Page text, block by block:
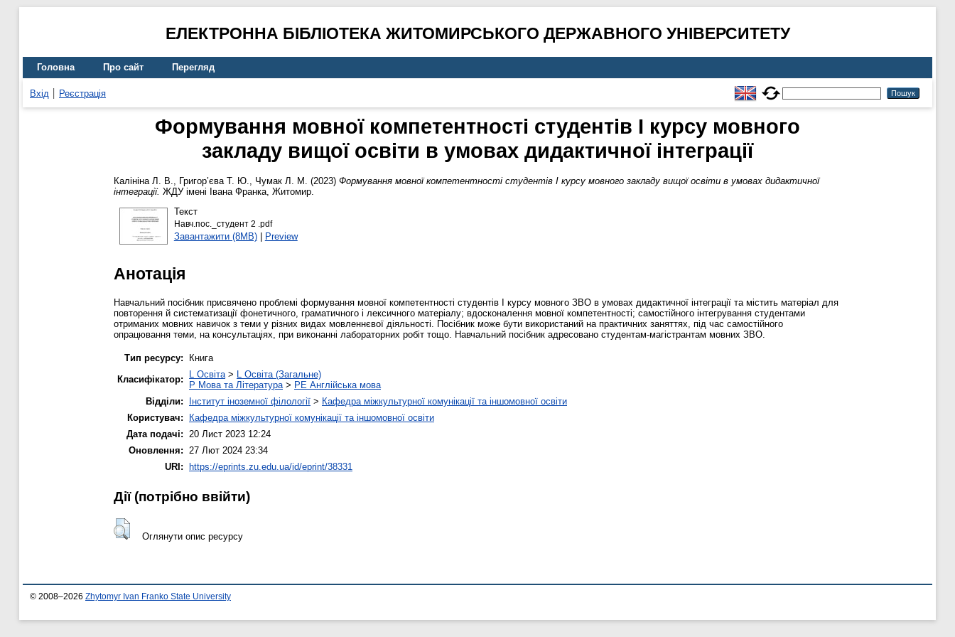
ЕЛЕКТРОННА БІБЛІОТЕКА ЖИТОМИРСЬКОГО ДЕРЖАВНОГО УНІВЕРСИТЕТУ
Головна Про сайт Перегляд
Вхід Реєстрація
Формування мовної компетентності студентів I курсу мовного
закладу вищої освіти в умовах дидактичної інтеграції
Калініна Л. В., Григор’єва Т. Ю., Чумак Л. М. (2023) Формування мовної компетентності студентів I курсу мовного закладу вищої освіти в умовах дидактичної
інтеграції. ЖДУ імені Івана Франка, Житомир.
Текст
Навч.пос._студент 2 .pdf
Завантажити (8MB)| Preview
Анотація
Навчальний посібник присвячено проблемі формування мовної компетентності студентів I курсу мовного ЗВО в умовах дидактичної інтеграції та містить матеріал для
повторення й систематизації фонетичного, граматичного і лексичного матеріалу; вдосконалення мовної компетентності; самостійного інтегрування студентами
отриманих мовних навичок з теми у різних видах мовленнєвої діяльності. Посібник може бути використаний на практичних заняттях, під час самостійного
опрацювання теми, на консультаціях, при виконанні лабораторних робіт тощо. Навчальний посібник адресовано студентам-магістрантам мовних ЗВО.
Тип ресурсу:
Книга
Класифікатор:
L Освіта > L Освіта (Загальне)
P Мова та Література > PE Англійська мова
Відділи:
Інститут іноземної філології > Кафедра міжкультурної комунікації та іншомовної освіти
Користувач:
Кафедра міжкультурної комунікації та іншомовної освіти
Дата подачі:
20 Лист 2023 12:24
Оновлення:
27 Лют 2024 23:34
URI: https://eprints.zu.edu.ua/id/eprint/38331
Дії ​​(потрібно ввійти)
Оглянути опис ресурсу
© 2008–2026 Zhytomyr Ivan Franko State University